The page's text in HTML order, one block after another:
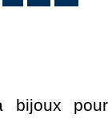
bijoux pour